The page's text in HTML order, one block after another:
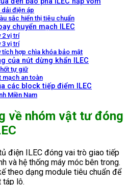
điện áp
sắc hiển thị tiêu chuẩn
chuyển mạch ILEC
2 vị trí
3 vị trí
tích hợp chìa khóa bảo mật
của nút dừng khẩn ILEC
tự giữ
mạch an toàn
các block tiếp điểm ILEC
Miền Nam
về nhóm vật tư đóng
điện ILEC đóng vai trò giao tiếp
và hệ thống máy móc bên trong.
theo dạng module tiêu chuẩn để
táp lô.